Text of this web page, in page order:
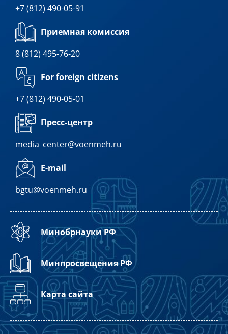
+7 (812) 490-05-91
Приемная комиссия
8 (812) 495-76-20
For foreign citizens
+7 (812) 490-05-01
Пресс-центр
media_center@voenmeh.ru
E-mail
bgtu@voenmeh.ru
Минобрнауки РФ
Минпросвещения РФ
Карта сайта